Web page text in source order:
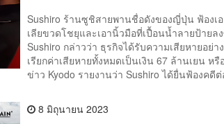
Sushiro ร้านซูชิสายพานชื่อดังของญี่ปุ่น ฟ้องเ
เลียขวดโชยุและเอานิ้วมือที่เปื้อนน้ำลายป้าย
Sushiro กล่าวว่า ธุรกิจได้รับความเสียหายอย่
เรียกค่าเสียหายทั้งหมดเป็นเงิน 67 ล้านเยน
ข่าว Kyodo รายงานว่า Sushiro ได้ยื่นฟ้องคดี
8 มิถุนายน 2023